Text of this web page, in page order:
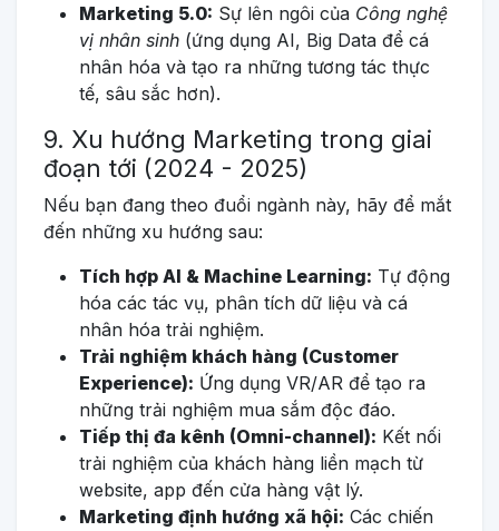
Marketing 5.0: Sự lên ngôi của Công nghệ
vị nhân sinh (ứng dụng AI, Big Data để cá
nhân hóa và tạo ra những tương tác thực
tế, sâu sắc hơn).
9. Xu hướng Marketing trong giai
đoạn tới (2024 - 2025)
Nếu bạn đang theo đuổi ngành này, hãy để mắt
đến những xu hướng sau:
Tích hợp AI & Machine Learning: Tự động
hóa các tác vụ, phân tích dữ liệu và cá
nhân hóa trải nghiệm.
Trải nghiệm khách hàng (Customer
Experience): Ứng dụng VR/AR để tạo ra
những trải nghiệm mua sắm độc đáo.
Tiếp thị đa kênh (Omni-channel): Kết nối
trải nghiệm của khách hàng liền mạch từ
website, app đến cửa hàng vật lý.
Marketing định hướng xã hội: Các chiến